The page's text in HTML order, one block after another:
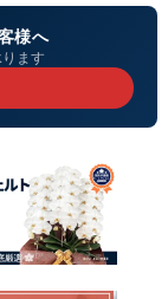
様へ
ます